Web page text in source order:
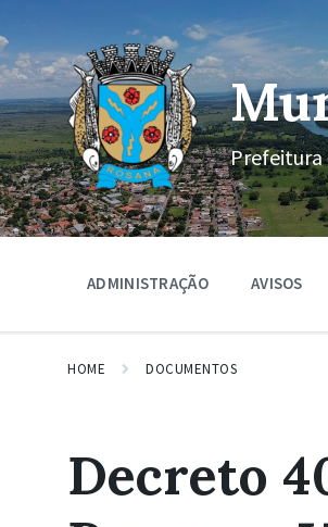
o
conteúdo
a
navegação
principal
o
rodapé
Prefeitura
ADMINISTRAÇÃO AVISOS
HOME DOCUMENTOS
Decreto